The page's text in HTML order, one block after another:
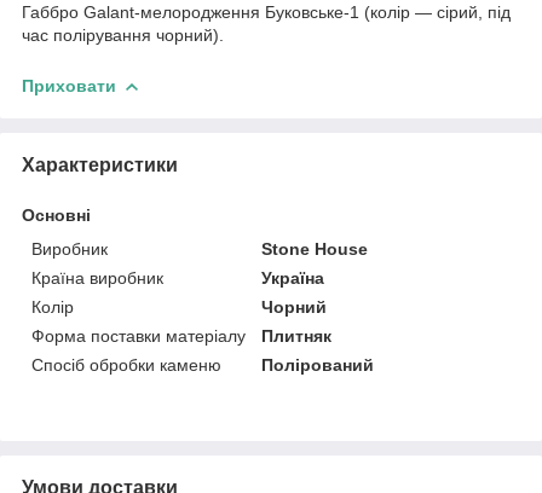
Габбро Galant-мелородження Буковське-1 (колір — сірий, під
час полірування чорний).
Приховати
Характеристики
Основні
Виробник
Stone House
Країна виробник
Україна
Колір
Чорний
Форма поставки матеріалу
Плитняк
Спосіб обробки каменю
Полірований
Умови доставки